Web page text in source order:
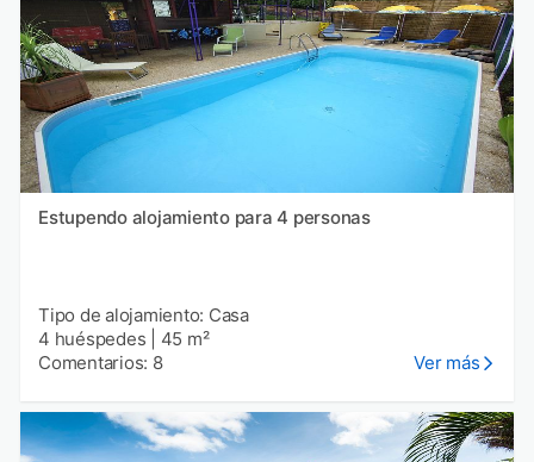
Estupendo alojamiento para 4 personas
Tipo de alojamiento: Casa
4 huéspedes
45 m²
Comentarios: 8
Ver más